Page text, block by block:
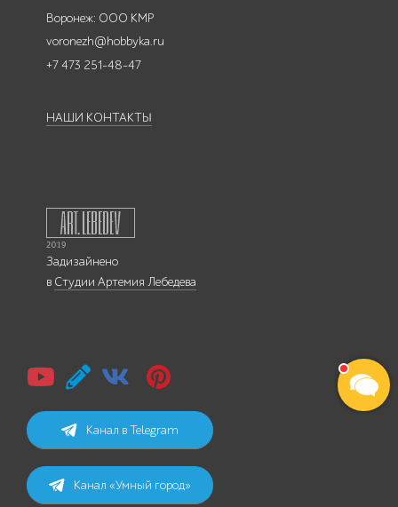
Воронеж: ООО КМР
voronezh@hobbyka.ru
+7 473 251-48-47
НАШИ КОНТАКТЫ
Задизайнено
в Студии Артемия Лебедева
Канал в Telegram
Канал «Умный город»